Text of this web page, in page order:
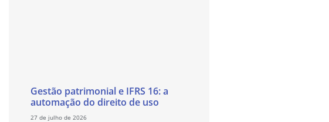
Gestão patrimonial e IFRS 16: a
automação do direito de uso
27 de julho de 2026